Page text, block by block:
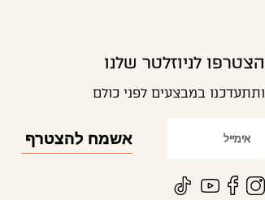
הצטרפו לניוזלטר שלנו
ותתעדכנו במבצעים לפני כולם